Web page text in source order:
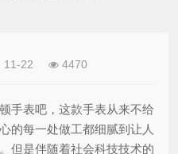
11-22 4470
表吧，这款手表从来不给
的每一处做工都细腻到让人
但是伴随着社会科技技术的